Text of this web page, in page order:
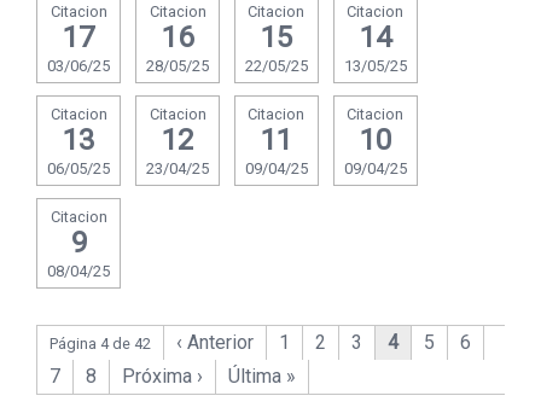
Citacion
17
03/06/25
Citacion
16
28/05/25
Citacion
15
22/05/25
Citacion
14
13/05/25
Citacion
13
06/05/25
Citacion
12
23/04/25
Citacion
11
09/04/25
Citacion
10
09/04/25
Citacion
9
08/04/25
Página 4 de 42 ‹ Anterior 1 2 3 4 5
6
7
8 Próxima › Última »